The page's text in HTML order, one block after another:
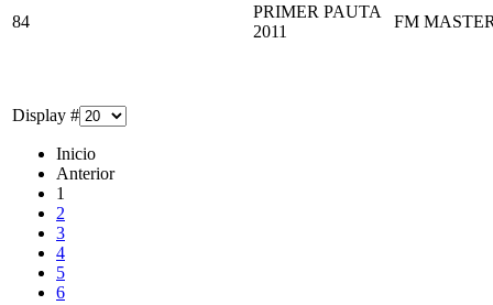
Display #
Inicio
Anterior
1
2
3
4
5
6
84
PRIMER PAUTA
2011
FM